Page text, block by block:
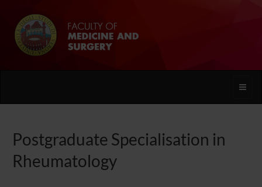
Toggle
Postgraduate Specialisation in
Rheumatology